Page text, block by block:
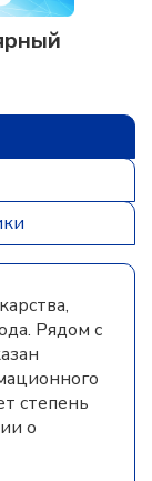
Рядом с
степень
о